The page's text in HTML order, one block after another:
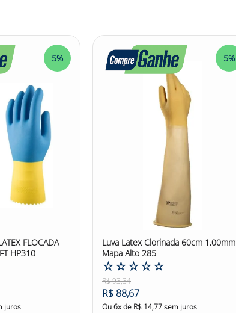
de aplicações consulte oCertificado de Aprovação
Comprimento: 28cm
#luvasensitex #sensitex #mucambo #epi
5%
FLOCADA
HP310
juros
5%
Luva Latex Clorinada 60cm 1,00mm
Mapa Alto 285
☆☆☆☆☆
R$93,34
R$ 88,67
Ou6x de R$ 14,77sem juros